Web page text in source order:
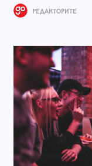
РЕДАКТОРИТЕ